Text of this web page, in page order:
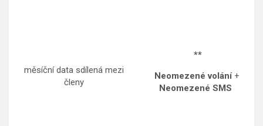
měsíční data sdílená mezi
členy
**
Neomezené volání+
Neomezené SMS